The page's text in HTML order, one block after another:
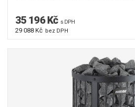
35 196 Kč s DPH
29 088 Kč bez DPH